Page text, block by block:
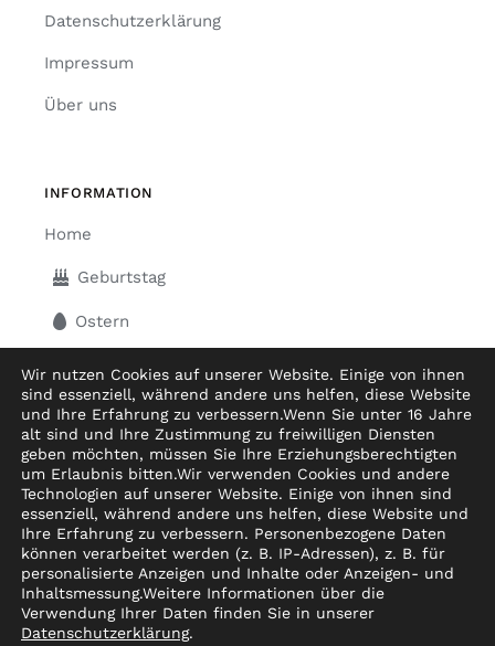
Datenschutzerklärung
Impressum
Über uns
INFORMATION
Home
Geburtstag
Ostern
Muttertag
Hochzeit
Geburt&Taufe
Weihnachten
Warenkorb
Wir nutzen Cookies auf unserer Website. Einige von ihnen
sind essenziell, während andere uns helfen, diese Website
und Ihre Erfahrung zu verbessern.Wenn Sie unter 16 Jahre
alt sind und Ihre Zustimmung zu freiwilligen Diensten
geben möchten, müssen Sie Ihre Erziehungsberechtigten
um Erlaubnis bitten.Wir verwenden Cookies und andere
Technologien auf unserer Website. Einige von ihnen sind
essenziell, während andere uns helfen, diese Website und
Ihre Erfahrung zu verbessern. Personenbezogene Daten
können verarbeitet werden (z. B. IP-Adressen), z. B. für
personalisierte Anzeigen und Inhalte oder Anzeigen- und
Inhaltsmessung.Weitere Informationen über die
Verwendung Ihrer Daten finden Sie in unserer
Datenschutzerklärung.